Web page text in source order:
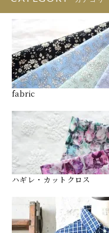
fabric
ハギレ・カットクロス